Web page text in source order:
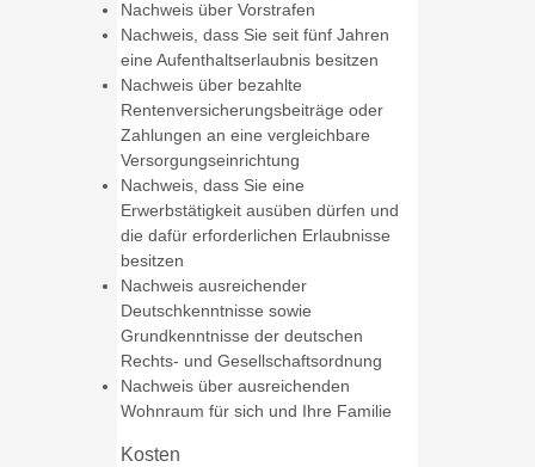
Nachweis über Vorstrafen
Nachweis, dass Sie seit fünf Jahren
eine Aufenthaltserlaubnis besitzen
Nachweis über bezahlte
Rentenversicherungsbeiträge oder
Zahlungen an eine vergleichbare
Versorgungseinrichtung
Nachweis, dass Sie eine
Erwerbstätigkeit ausüben dürfen und
die dafür erforderlichen Erlaubnisse
besitzen
Nachweis ausreichender
Deutschkenntnisse sowie
Grundkenntnisse der deutschen
Rechts- und Gesellschaftsordnung
Nachweis über ausreichenden
Wohnraum für sich und Ihre Familie
Kosten